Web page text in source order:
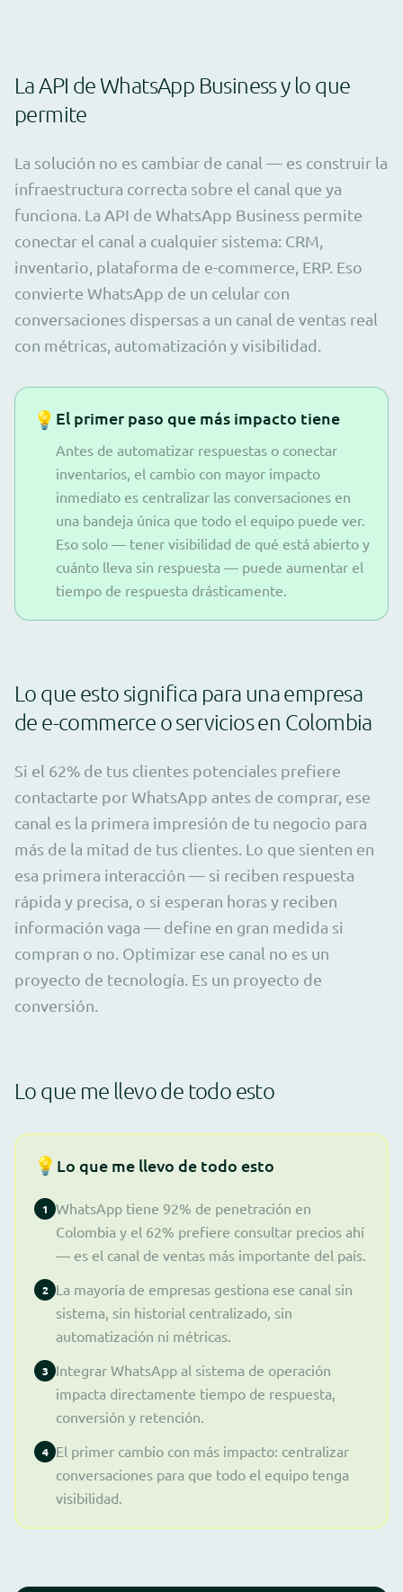
La API de WhatsApp Business y lo que
permite
La solución no es cambiar de canal — es construir la
infraestructura correcta sobre el canal que ya
funciona. La API de WhatsApp Business permite
conectar el canal a cualquier sistema: CRM,
inventario, plataforma de e-commerce, ERP. Eso
convierte WhatsApp de un celular con
conversaciones dispersas a un canal de ventas real
con métricas, automatización y visibilidad.
💡 El primer paso que más impacto tiene
Antes de automatizar respuestas o conectar
inventarios, el cambio con mayor impacto
inmediato es centralizar las conversaciones en
una bandeja única que todo el equipo puede ver.
Eso solo — tener visibilidad de qué está abierto y
cuánto lleva sin respuesta — puede aumentar el
tiempo de respuesta drásticamente.
Lo que esto significa para una empresa
de e-commerce o servicios en Colombia
Si el 62% de tus clientes potenciales prefiere
contactarte por WhatsApp antes de comprar, ese
canal es la primera impresión de tu negocio para
más de la mitad de tus clientes. Lo que sienten en
esa primera interacción — si reciben respuesta
rápida y precisa, o si esperan horas y reciben
información vaga — define en gran medida si
compran o no. Optimizar ese canal no es un
proyecto de tecnología. Es un proyecto de
conversión.
Lo que me llevo de todo esto
💡 Lo que me llevo de todo esto
1
WhatsApp tiene 92% de penetración en
Colombia y el 62% prefiere consultar precios ahí
— es el canal de ventas más importante del país.
2 La mayoría de empresas gestiona ese canal sin
sistema, sin historial centralizado, sin
automatización ni métricas.
3
Integrar WhatsApp al sistema de operación
impacta directamente tiempo de respuesta,
conversión y retención.
4 El primer cambio con más impacto: centralizar
conversaciones para que todo el equipo tenga
visibilidad.